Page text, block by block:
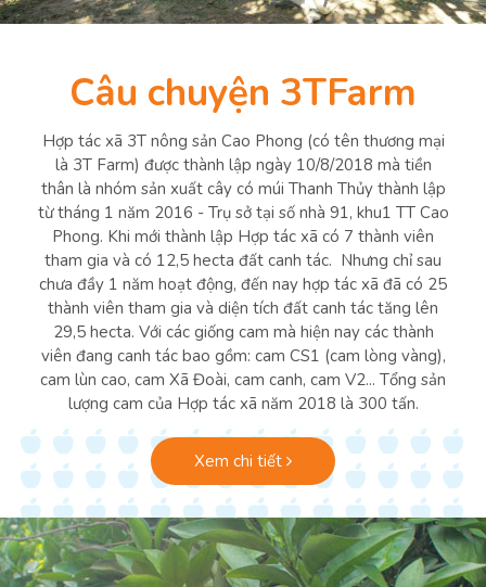
Câu chuyện 3TFarm
Hợp tác xã 3T nông sản Cao Phong (có tên thương mại
là 3T Farm) được thành lập ngày 10/8/2018 mà tiền
thân là nhóm sản xuất cây có múi Thanh Thủy thành lập
từ tháng 1 năm 2016 - Trụ sở tại số nhà 91, khu1 TT Cao
Phong. Khi mới thành lập Hợp tác xã có 7 thành viên
tham gia và có 12,5 hecta đất canh tác. Nhưng chỉ sau
chưa đầy 1 năm hoạt động, đến nay hợp tác xã đã có 25
thành viên tham gia và diện tích đất canh tác tăng lên
29,5 hecta. Với các giống cam mà hiện nay các thành
viên đang canh tác bao gồm: cam CS1 (cam lòng vàng),
cam lùn cao, cam Xã Đoài, cam canh, cam V2... Tổng sản
lượng cam của Hợp tác xã năm 2018 là 300 tấn.
Xem chi tiết